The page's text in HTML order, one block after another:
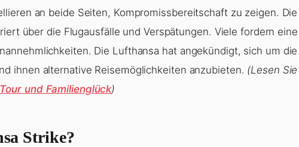
an beide Seiten, Kompromissbereitschaft zu zeigen. Die
über die Flugausfälle und Verspätungen. Viele fordern eine
Die Lufthansa hat angekündigt, sich um die
ihnen alternative Reisemöglichkeiten anzubieten. (Lesen Sie
und Familienglück)
Strike?